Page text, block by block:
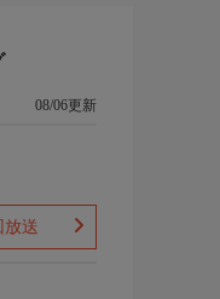
08/06更新
放送